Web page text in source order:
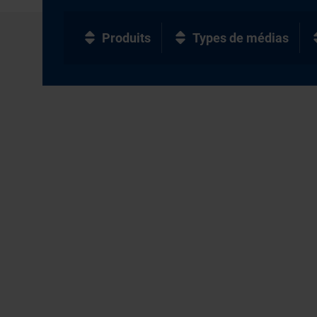
Produits Types de médias